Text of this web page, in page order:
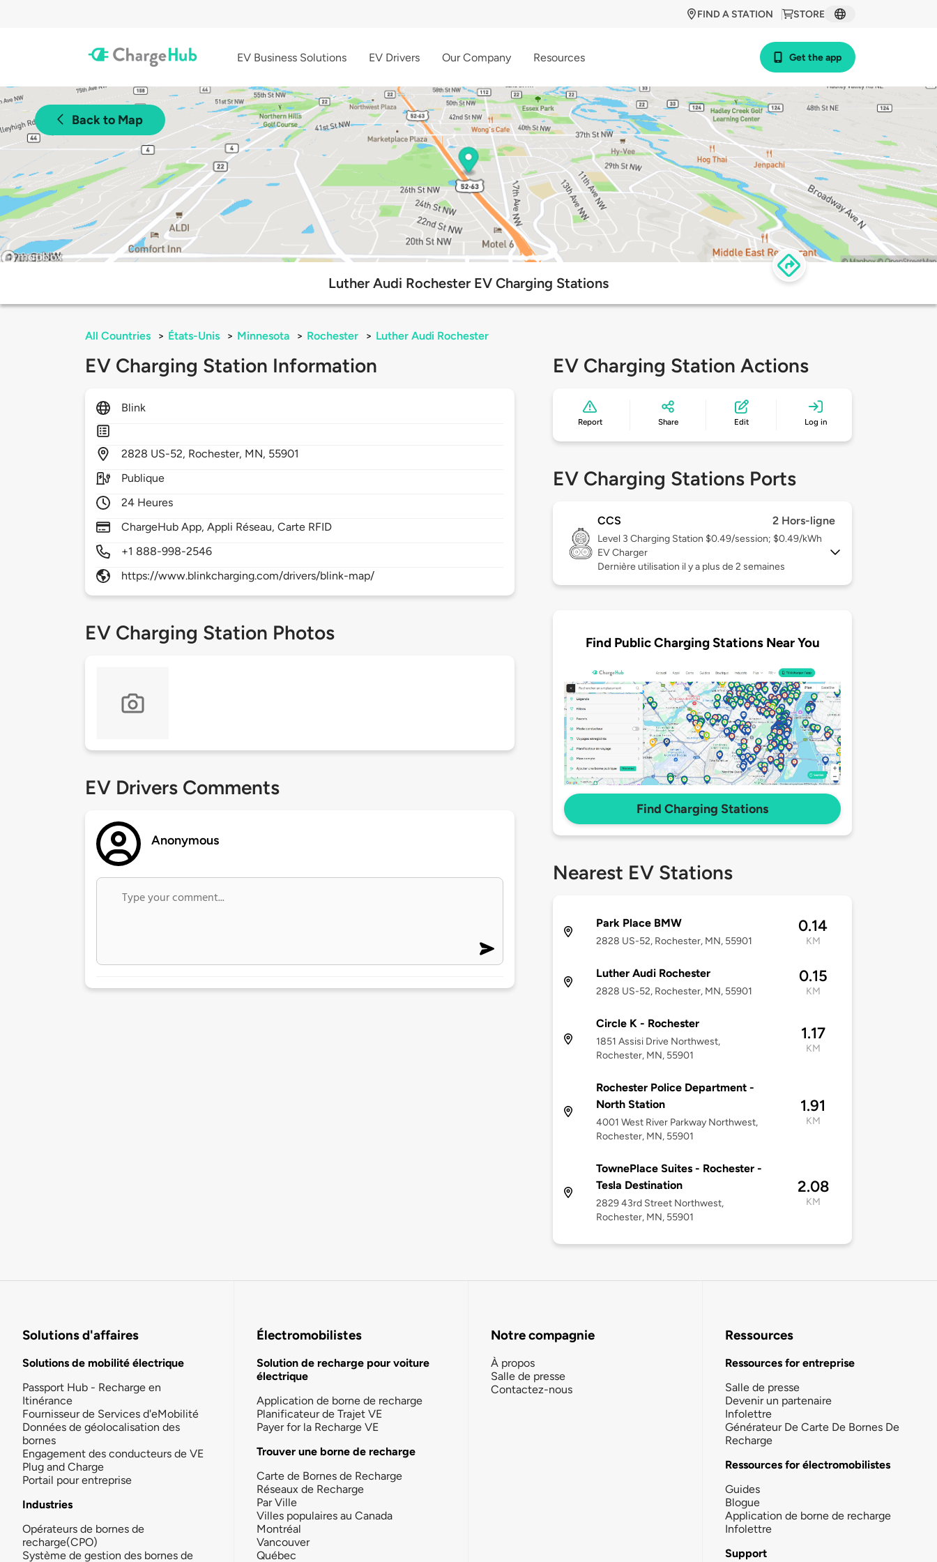
STORE
FIND A STATION
EV Business Solutions EV Drivers Our Company Resources Get the app
Back to Map
Luther Audi Rochester EV Charging Stations
All Countries > États-Unis > Minnesota > Rochester > Luther Audi Rochester
EV Charging Station Information
Blink
2828 US-52, Rochester, MN, 55901
Publique
24 Heures
ChargeHub App, Appli Réseau, Carte RFID
+1 888-998-2546
https://www.blinkcharging.com/drivers/blink-map/
EV Charging Station Photos
EV Drivers Comments
Anonymous
EV Charging Station Actions
Report Share Edit Log in
EV Charging Stations Ports
CCS 2 Hors-ligne
Level 3 Charging Station $0.49/session; $0.49/kWh
EV Charger
Dernière utilisation il y a plus de 2 semaines
Find Public Charging Stations Near You
Find Charging Stations
Nearest EV Stations
Park Place BMW
2828 US-52, Rochester, MN, 55901
0.14
KM
Luther Audi Rochester
2828 US-52, Rochester, MN, 55901
0.15
KM
Circle K - Rochester
1851 Assisi Drive Northwest,
Rochester, MN, 55901
1.17
KM
Rochester Police Department -
North Station
4001 West River Parkway Northwest,
Rochester, MN, 55901
1.91
KM
TownePlace Suites - Rochester -
Tesla Destination
2829 43rd Street Northwest,
Rochester, MN, 55901
2.08
KM
Solutions d'affaires
Solutions de mobilité électrique
Passport Hub - Recharge en
Itinérance
Fournisseur de Services d'eMobilité
Données de géolocalisation des
bornes
Engagement des conducteurs de VE
Plug and Charge
Portail pour entreprise
Industries
Opérateurs de bornes de
recharge(CPO)
Système de gestion des bornes de
Électromobilistes
Solution de recharge pour voiture
électrique
Application de borne de recharge
Planificateur de Trajet VE
Payer for la Recharge VE
Trouver une borne de recharge
Carte de Bornes de Recharge
Réseaux de Recharge
Par Ville
Villes populaires au Canada
Montréal
Vancouver
Québec
Notre compagnie
À propos
Salle de presse
Contactez-nous
Ressources
Ressources for entreprise
Salle de presse
Devenir un partenaire
Infolettre
Générateur De Carte De Bornes De
Recharge
Ressources for électromobilistes
Guides
Blogue
Application de borne de recharge
Infolettre
Support